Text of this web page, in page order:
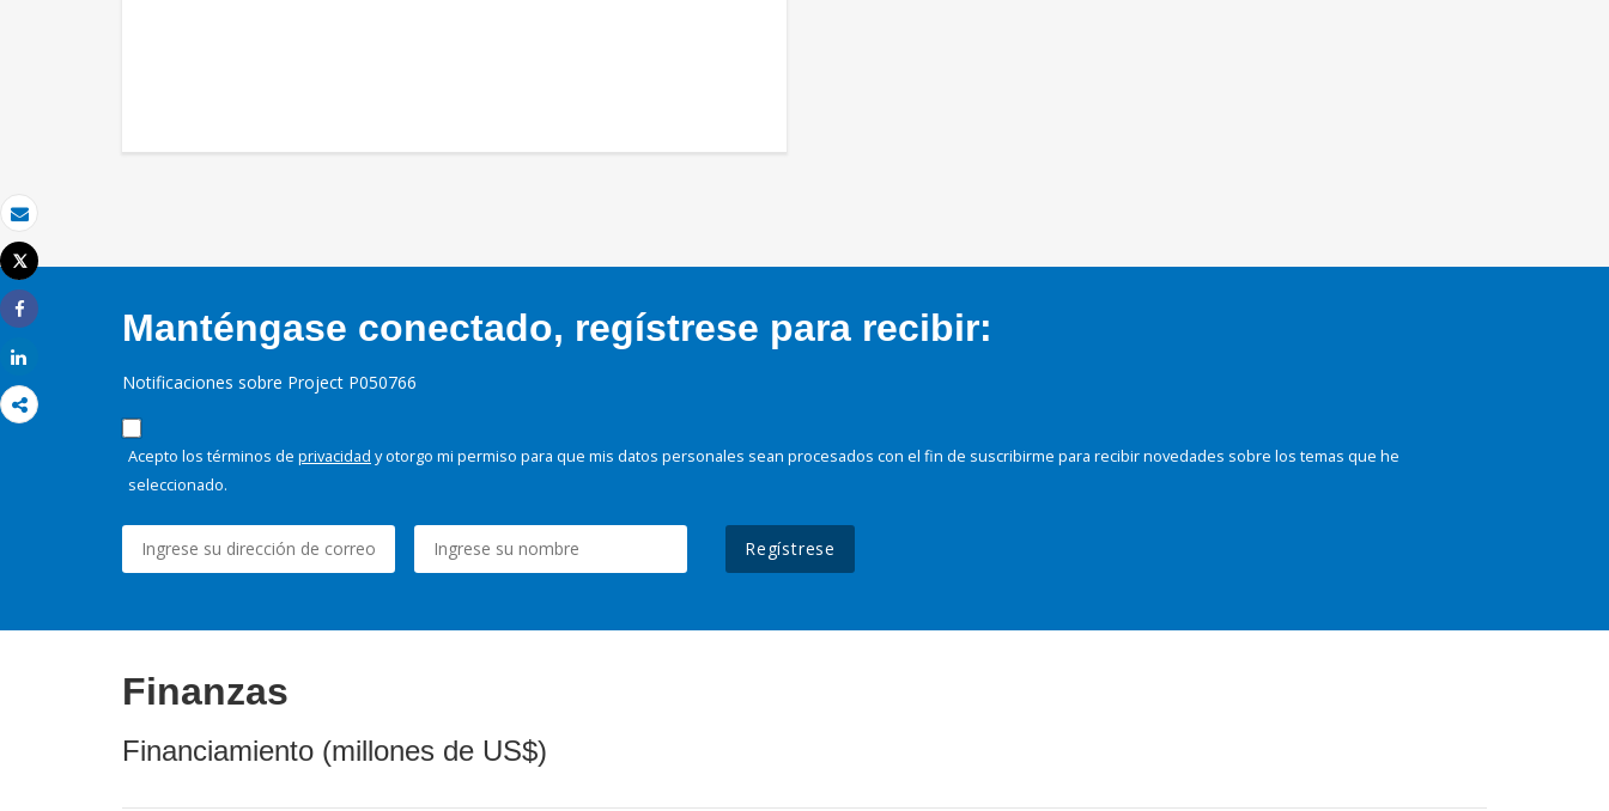
Correo electrónico
Imprimir
Tweet
Share
Manténgase conectado, regístrese para recibir:
Notificaciones sobre Project P050766
Acepto los términos de privacidad y otorgo mi permiso para que mis datos personales sean procesados con el fin de suscribirme para recibir novedades sobre los temas que he
seleccionado.
Regístrese
Finanzas
Financiamiento (millones de US$)